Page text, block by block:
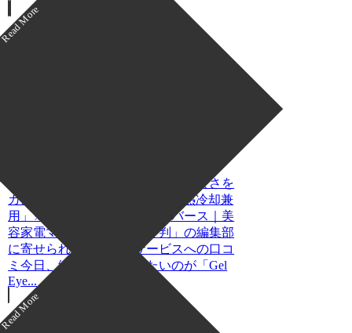
目の疲れに朗報！温冷両用で心地よさを
カスタマイズ「Gel Eye Mask 加熱冷却兼
用」※この記事は「ヨガユニバース｜美
容家電マニアの口コミ・評判」の編集部
に寄せられた各商品・サービスへの口コ
ミ今日、編集部が紹介したいのが「Gel
Eye...